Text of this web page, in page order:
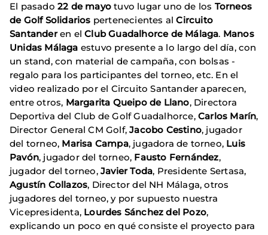
El pasado 22 de mayo tuvo lugar uno de los Torneos
de Golf Solidarios pertenecientes alCircuito
Santanderen elClub Guadalhorce de Málaga. Manos
Unidas Málaga estuvo presente a lo largo del día, con
un stand, con material de campaña, con bolsas -
regalo para los participantes del torneo, etc. En el
video realizado por el Circuito Santander aparecen,
entre otros, Margarita Queipo de Llano, Directora
Deportiva del Club de Golf Guadalhorce,Carlos Marín,
Director General CM Golf,Jacobo Cestino, jugador
del torneo, Marisa Campa, jugadora de torneo, Luis
Pavón, jugador del torneo, Fausto Fernández,
jugador del torneo,Javier Toda, Presidente Sertasa,
Agustín Collazos, Director del NH Málaga, otros
jugadores del torneo, y por supuesto nuestra
Vicepresidenta, Lourdes Sánchez del Pozo,
explicando un poco en qué consiste el proyecto para